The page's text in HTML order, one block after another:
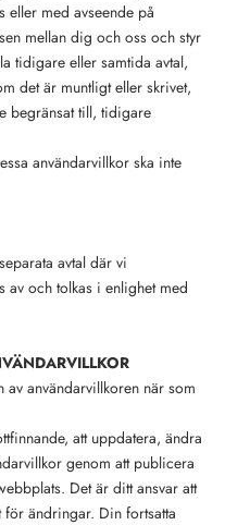
eller med avseende på
mellan dig och oss och styr
tidigare eller samtida avtal,
det är muntligt eller skrivet,
begränsat till, tidigare
användarvillkor ska inte
avtal där vi
av och tolkas i enlighet med
av användarvillkoren när som
att uppdatera, ändra
genom att publicera
Det är ditt ansvar att
ändringar. Din fortsatta